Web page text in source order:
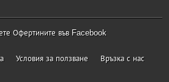
Офертините във Facebook
Условия за ползване Връзка с нас